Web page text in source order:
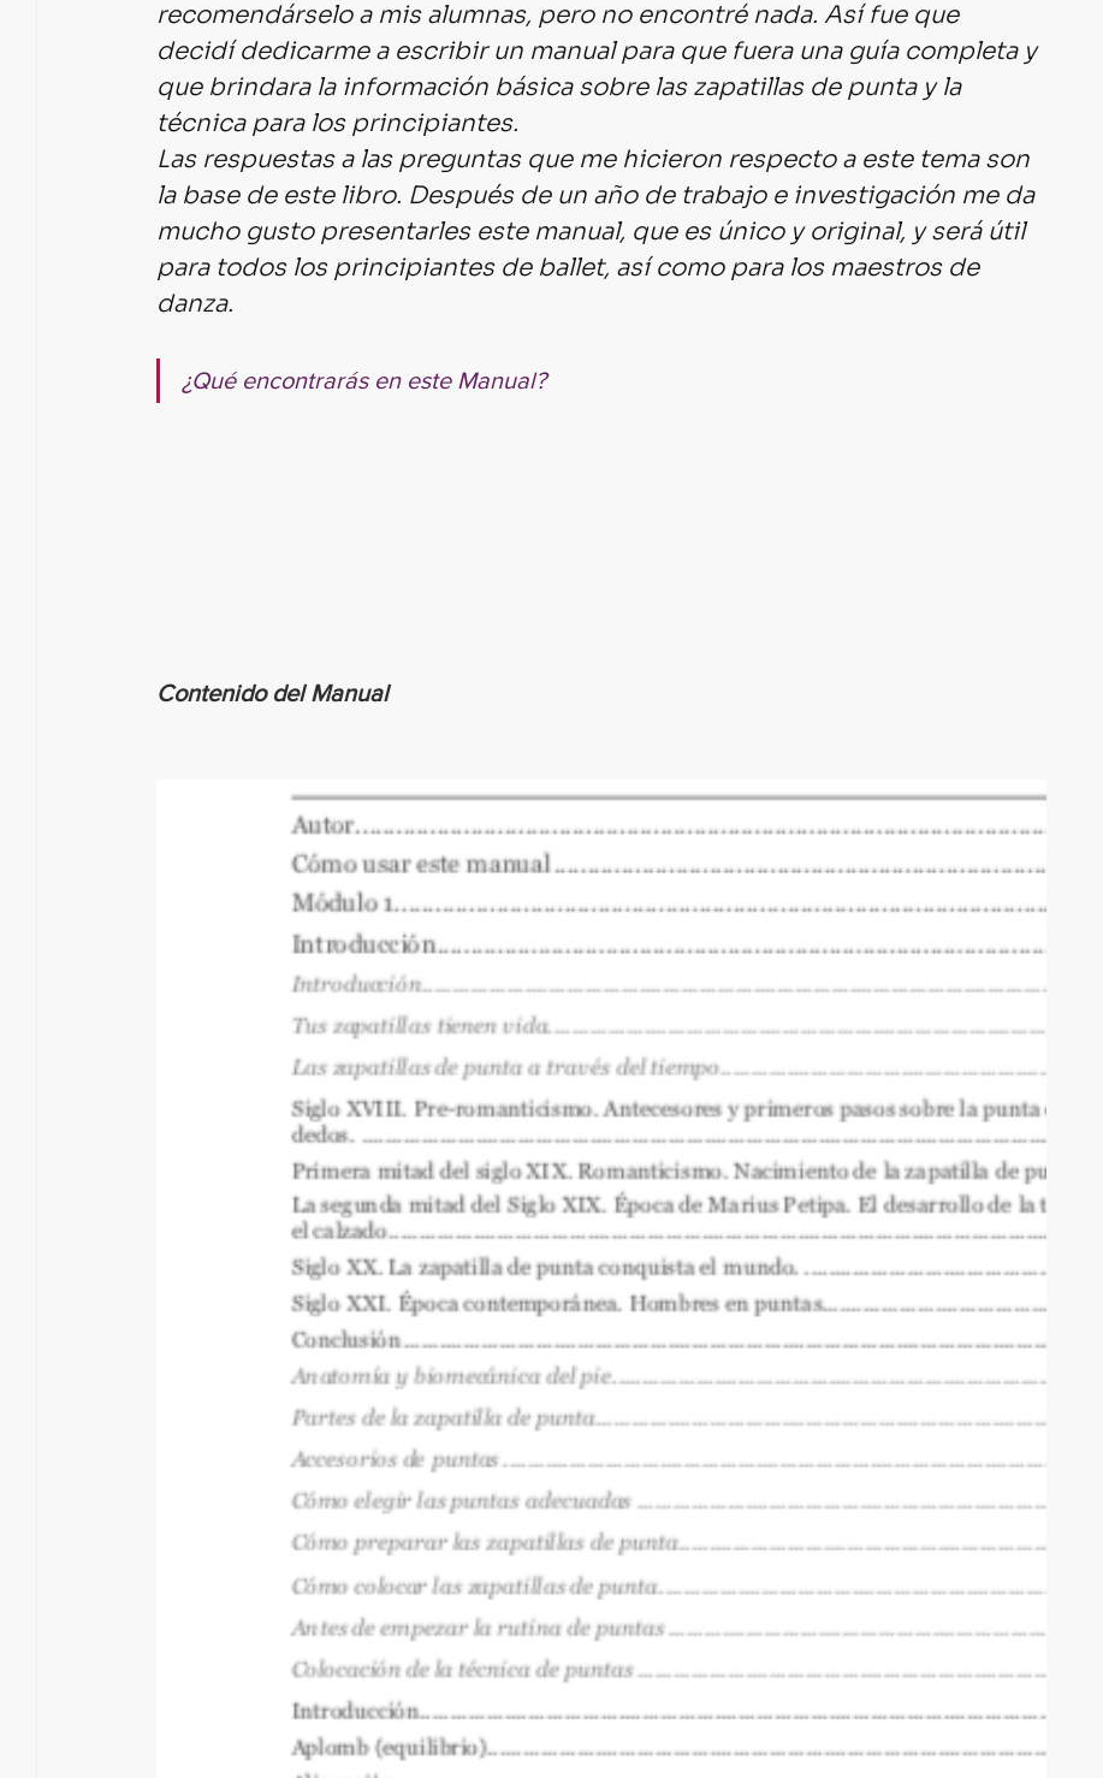
recomendárselo a mis alumnas, pero no encontré nada. Así fue que
decidí dedicarme a escribir un manual para que fuera una guía completa y
que brindara la información básica sobre las zapatillas de punta y la
técnica para los principiantes.
Las respuestas a las preguntas que me hicieron respecto a este tema son
la base de este libro. Después de un año de trabajo e investigación me da
mucho gusto presentarles este manual, que es único y original, y será útil
para todos los principiantes de ballet, así como para los maestros de
danza.
¿Qué encontrarás en este Manual?
Contenido del Manual